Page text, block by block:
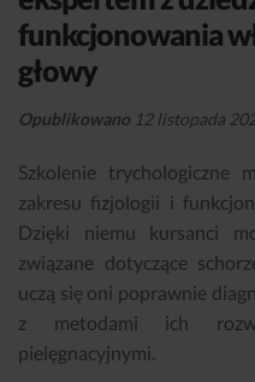
funkcjonowania
głowy
Opublikowano 12 listopada
Szkolenie trychologiczne
zakresu fizjologii i
Dzięki niemu kursanci
związane dotyczące
uczą się oni poprawnie
z metodami ich
pielęgnacyjnymi.